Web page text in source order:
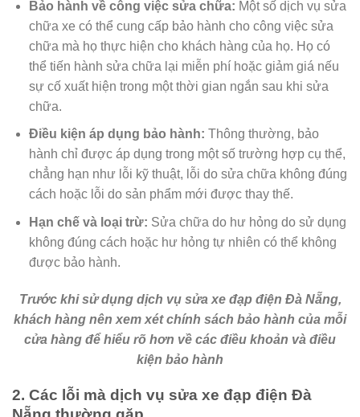
Bảo hành về công việc sửa chữa: Một số dịch vụ sửa
chữa xe có thể cung cấp bảo hành cho công việc sửa
chữa mà họ thực hiện cho khách hàng của họ. Họ có
thể tiến hành sửa chữa lại miễn phí hoặc giảm giá nếu
sự cố xuất hiện trong một thời gian ngắn sau khi sửa
chữa.
Điều kiện áp dụng bảo hành: Thông thường, bảo
hành chỉ được áp dụng trong một số trường hợp cụ thể,
chẳng hạn như lỗi kỹ thuật, lỗi do sửa chữa không đúng
cách hoặc lỗi do sản phẩm mới được thay thế.
Hạn chế và loại trừ: Sửa chữa do hư hỏng do sử dụng
không đúng cách hoặc hư hỏng tự nhiên có thể không
được bảo hành.
Trước khi sử dụng dịch vụ sửa xe đạp điện Đà Nẵng,
khách hàng nên xem xét chính sách bảo hành của mỗi
cửa hàng để hiểu rõ hơn về các điều khoản và điều
kiện bảo hành
2. Các lỗi mà dịch vụ sửa xe đạp điện Đà